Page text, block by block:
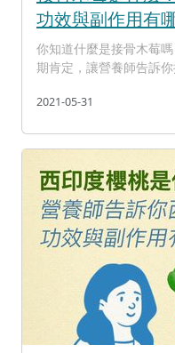
功效與副作用有
你知道什麼是接骨木莓
期肯定，讓營養師告訴
2021-05-31